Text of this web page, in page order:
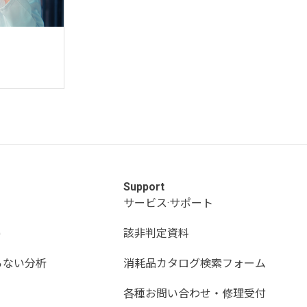
い分析
Support
サービス·サポート
該非判定資料
消耗品カタログ検索フォーム
各種お問い合わせ・修理受付